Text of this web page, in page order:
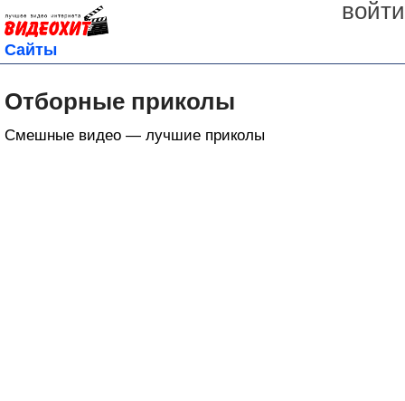
войти
Сайты
Отборные приколы
Смешные видео — лучшие приколы